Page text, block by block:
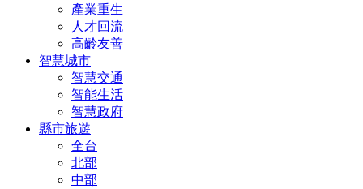
產業重生
人才回流
高齡友善
智慧城市
智慧交通
智能生活
智慧政府
縣市旅遊
全台
北部
中部